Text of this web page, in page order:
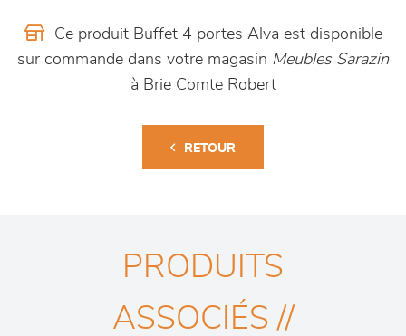
Ce produit Buffet 4 portes Alva est disponible
sur commande dans votre magasin Meubles Sarazin
à Brie Comte Robert
RETOUR
PRODUITS
ASSOCIÉS //